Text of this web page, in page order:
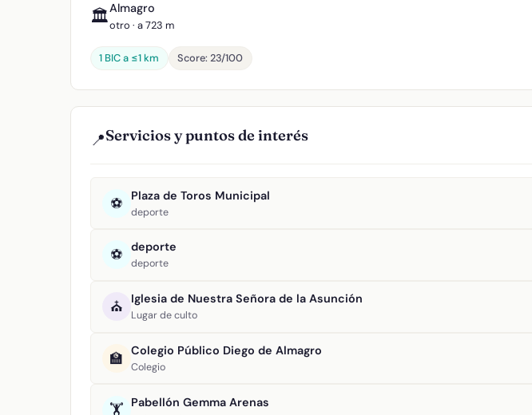
🏛️Almagro
otro · a 723 m
1 BIC a ≤1 km Score: 23/100
📍Servicios y puntos de interés
⚽ Plaza de Toros Municipal
deporte
⚽ deporte
deporte
⛪ Iglesia de Nuestra Señora de la Asunción
Lugar de culto
🏫 Colegio Público Diego de Almagro
Colegio
🏋️ Pabellón Gemma Arenas